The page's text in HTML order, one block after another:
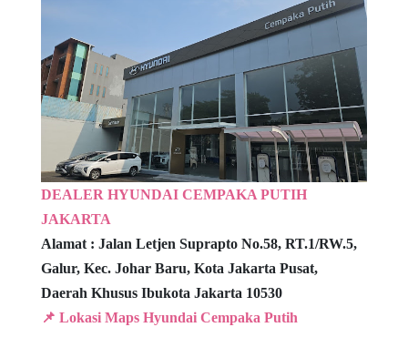
DEALER HYUNDAI CEMPAKA PUTIH
JAKARTA
Alamat : Jalan Letjen Suprapto No.58, RT.1/RW.5,
Galur, Kec. Johar Baru, Kota Jakarta Pusat,
Daerah Khusus Ibukota Jakarta 10530
📌 Lokasi Maps Hyundai Cempaka Putih